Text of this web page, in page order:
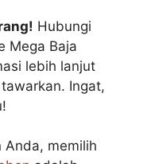
Hubungi
Mega Baja
lebih lanjut
Ingat,
Anda, memilih